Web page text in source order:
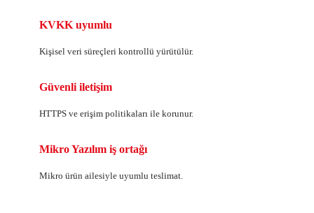
KVKK uyumlu
Kişisel veri süreçleri kontrollü yürütülür.
Güvenli iletişim
HTTPS ve erişim politikaları ile korunur.
Mikro Yazılım iş ortağı
Mikro ürün ailesiyle uyumlu teslimat.